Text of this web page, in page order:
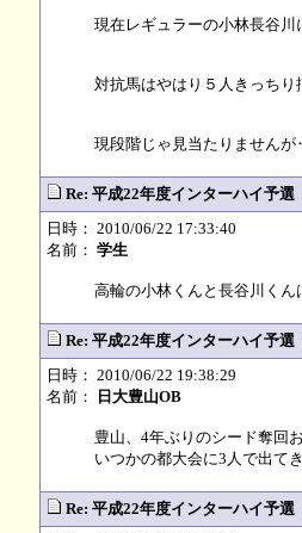
現在レギュラーの小林長谷
対抗馬はやはり５人きっちり
現段階じゃ見当たりませんが
Re: 平成22年度インターハイ予選
日時： 2010/06/22 17:33:40
名前： 学生
高輪の小林くんと長谷川くん
Re: 平成22年度インターハイ予選
日時： 2010/06/22 19:38:29
名前：
日大豊山OB
豊山、4年ぶりのシード奪回
いつかの都大会に3人で出て
Re: 平成22年度インターハイ予選